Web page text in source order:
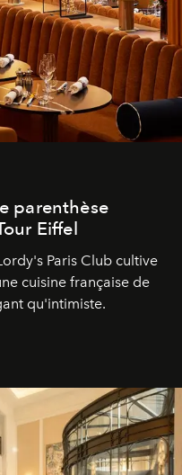
parenthèse
Eiffel
Paris Club cultive
cuisine française de
qu'intimiste.